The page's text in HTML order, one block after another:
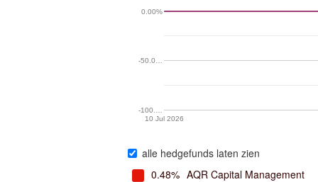
10 Jul 2026
-100.…
-50.0…
0.00%
alle hedgefunds laten zien
0.48% AQR Capital Management